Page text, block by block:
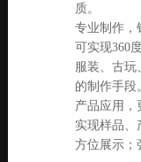
质。
专业制作，
可实现360
服装、古
的制作手段
产品应用，
实现样品、
方位展示；